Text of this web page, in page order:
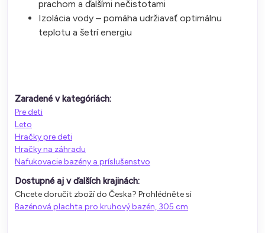
prachom a ďalšími nečistotami
Izolácia vody – pomáha udržiavať optimálnu
teplotu a šetrí energiu
Zaradené v kategóriách:
Pre deti
Leto
Hračky pre deti
Hračky na záhradu
Nafukovacie bazény a príslušenstvo
Dostupné aj v ďalších krajinách:
Chcete doručit zboží do Česka? Prohlédněte si
Bazénová plachta pro kruhový bazén, 305 cm